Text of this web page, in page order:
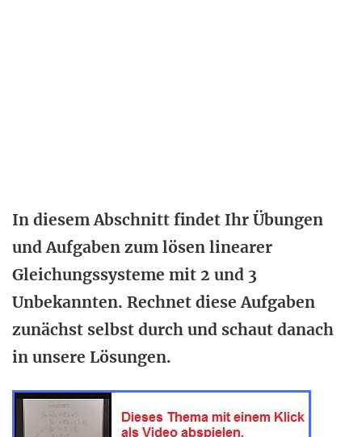
In diesem Abschnitt findet Ihr Übungen
und Aufgaben zum lösen linearer
Gleichungssysteme mit 2 und 3
Unbekannten. Rechnet diese Aufgaben
zunächst selbst durch und schaut danach
in unsere Lösungen.